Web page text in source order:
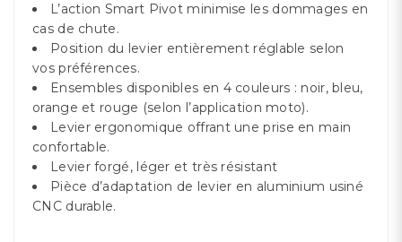
L’action Smart Pivot minimise les dommages en
cas de chute.
Position du levier entièrement réglable selon
vos préférences.
Ensembles disponibles en 4 couleurs : noir, bleu,
orange et rouge (selon l’application moto).
Levier ergonomique offrant une prise en main
confortable.
Levier forgé, léger et très résistant
Pièce d’adaptation de levier en aluminium usiné
CNC durable.